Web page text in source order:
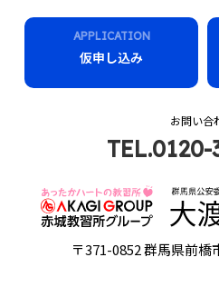
APPLICATION
仮申し込み
お問い合
〒371-0852 群馬県前